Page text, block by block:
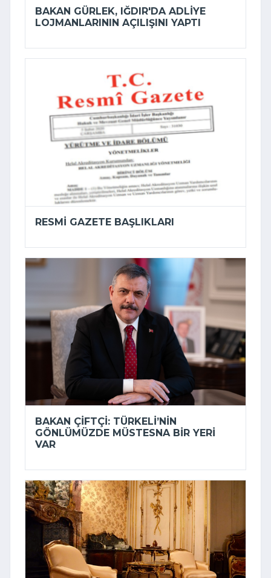
BAKAN GÜRLEK, IĞDIR'DA ADLIYE
LOJMANLARININ AÇILIŞINI YAPTI
RESMI GAZETE BAŞLIKLARI
BAKAN ÇIFTÇI: TÜRKELI’NIN
GÖNLÜMÜZDE MÜSTESNA BIR YERI
VAR